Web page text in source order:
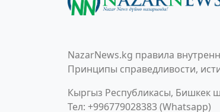
NazarNews.kg правила
Принципы справедливости,
Кыргыз Республикасы, Бишкек
Тел: +996779028383 (Whatsapp)